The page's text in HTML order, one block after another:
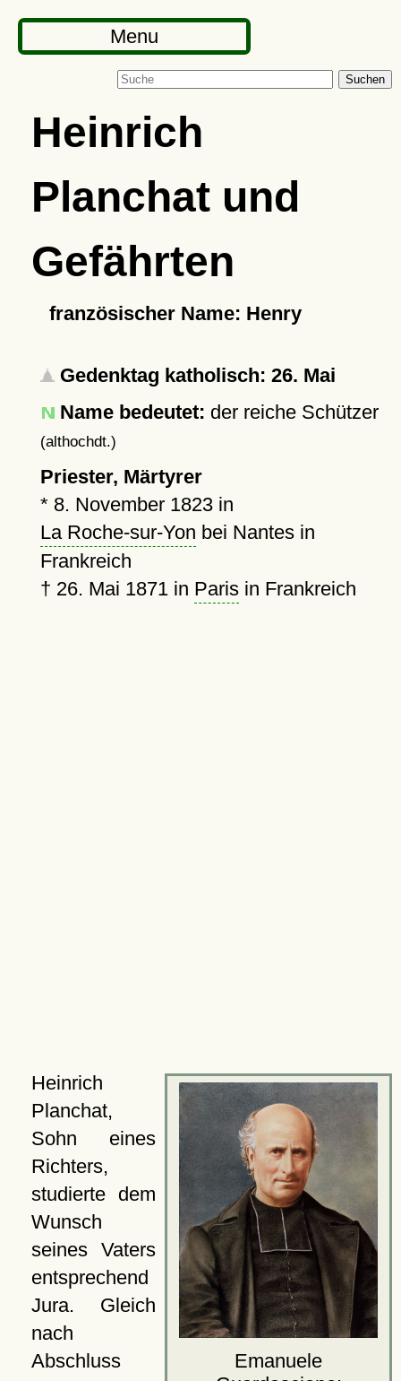
Menu
Suchen
Heinrich
Planchat und
Gefährten
französischer Name: Henry
Gedenktag katholisch: 26. Mai
Name bedeutet: der reiche Schützer
(althochdt.)
Priester, Märtyrer
* 8. November 1823in
La Roche-sur-Yon bei Nantes in
Frankreich
† 26. Mai 1871in Parisin Frankreich
Emanuele
Heinrich
Planchat,
Sohn eines
Richters,
studierte dem
Wunsch
seines Vaters
entsprechend
Jura. Gleich
nach
Abschluss